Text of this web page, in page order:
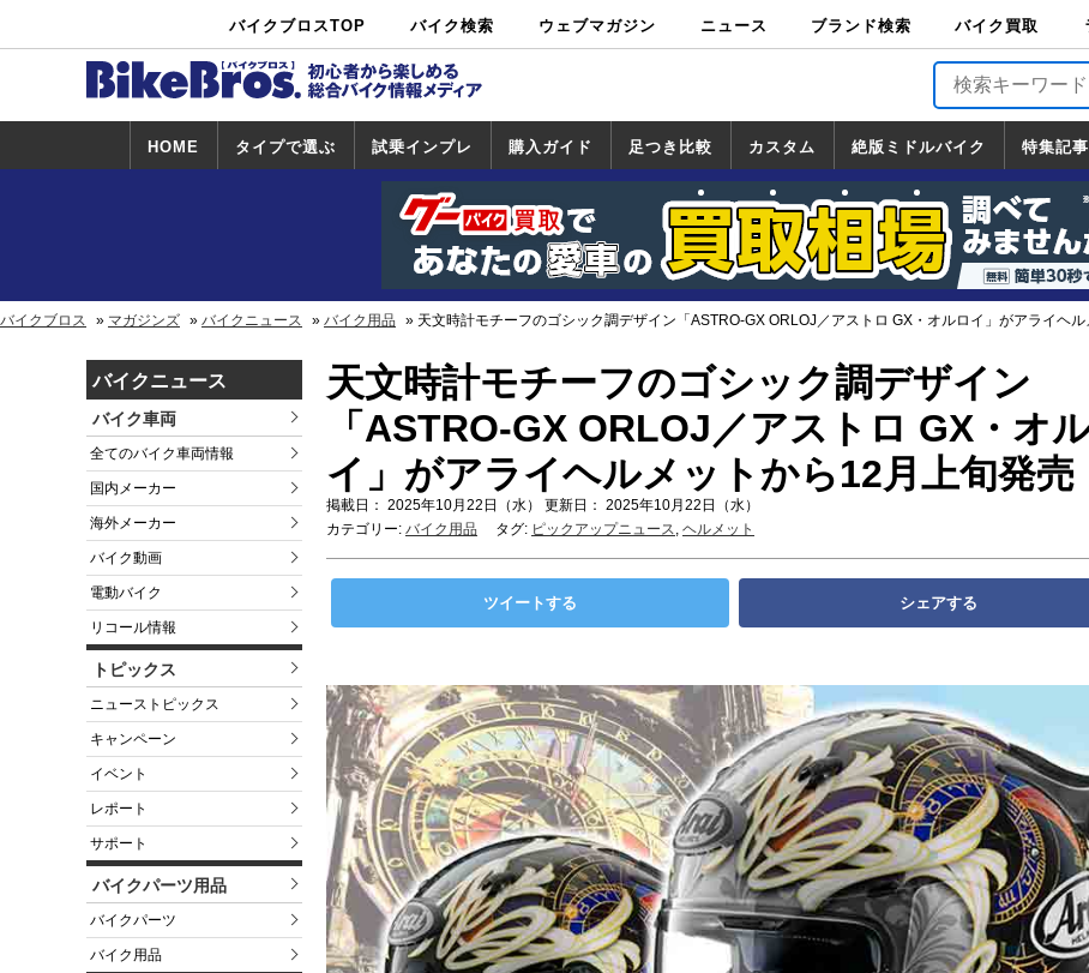
バイクブロスTOP バイク検索
中古バイ
ク・新車検
カタログ検
索
ショップ検
索
ウェブマガジン ニュース ブランド検索 バイク買取
バイク買取
HOME タイプで選ぶ 試乗インプレ
試乗インプレ
一覧
ホンダ
ヤマハ
スズキ
カワサキ
ハーレー
BMW
トライアンフ
ドゥカティ
購入ガイド
一覧
足つき比較 カスタム
カスタム
一覧
ホンダ
ヤマハ
スズキ
カワサキ
絶版ミドルバイク
絶版ミドルバイク
一覧
ホンダ
ヤマハ
スズキ
カワサキ
特集記事
道の駅調査隊
ツーリング情報局
日本の道50選
国道めぐり
林道ツーリング
バイクブロス マガジンズ バイクニュース バイク用品 天文時計モチーフのゴシック調デザイン「ASTRO-GX ORLOJ／アストロ GX・オルロイ」がアライヘ
バイクニュース
バイク車両
全てのバイク車両情報
国内メーカー
海外メーカー
バイク動画
電動バイク
リコール情報
トピックス
ニューストピックス
キャンペーン
イベント
レポート
サポート
バイクパーツ用品
バイクパーツ
バイク用品
天文時計モチーフのゴシック調デザイン
「ASTRO-GX ORLOJ／アストロ GX・オ
イ」がアライヘルメットから12月上旬発売
掲載日： 2025年10月22日（水） 更新日： 2025年10月22日（水）
カテゴリー: バイク用品 タグ: ピックアップニュース, ヘルメット
ツイートする シェアする